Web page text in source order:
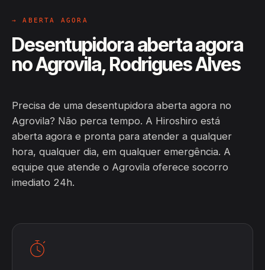
→ ABERTA AGORA
Desentupidora aberta agora
no Agrovila, Rodrigues Alves
Precisa de uma desentupidora aberta agora no
Agrovila? Não perca tempo. A Hiroshiro está
aberta agora e pronta para atender a qualquer
hora, qualquer dia, em qualquer emergência. A
equipe que atende o Agrovila oferece socorro
imediato 24h.